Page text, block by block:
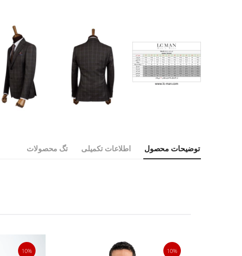
توضیحات محصول اطلاعات تکمیلی تگ محصولات
10%
10%